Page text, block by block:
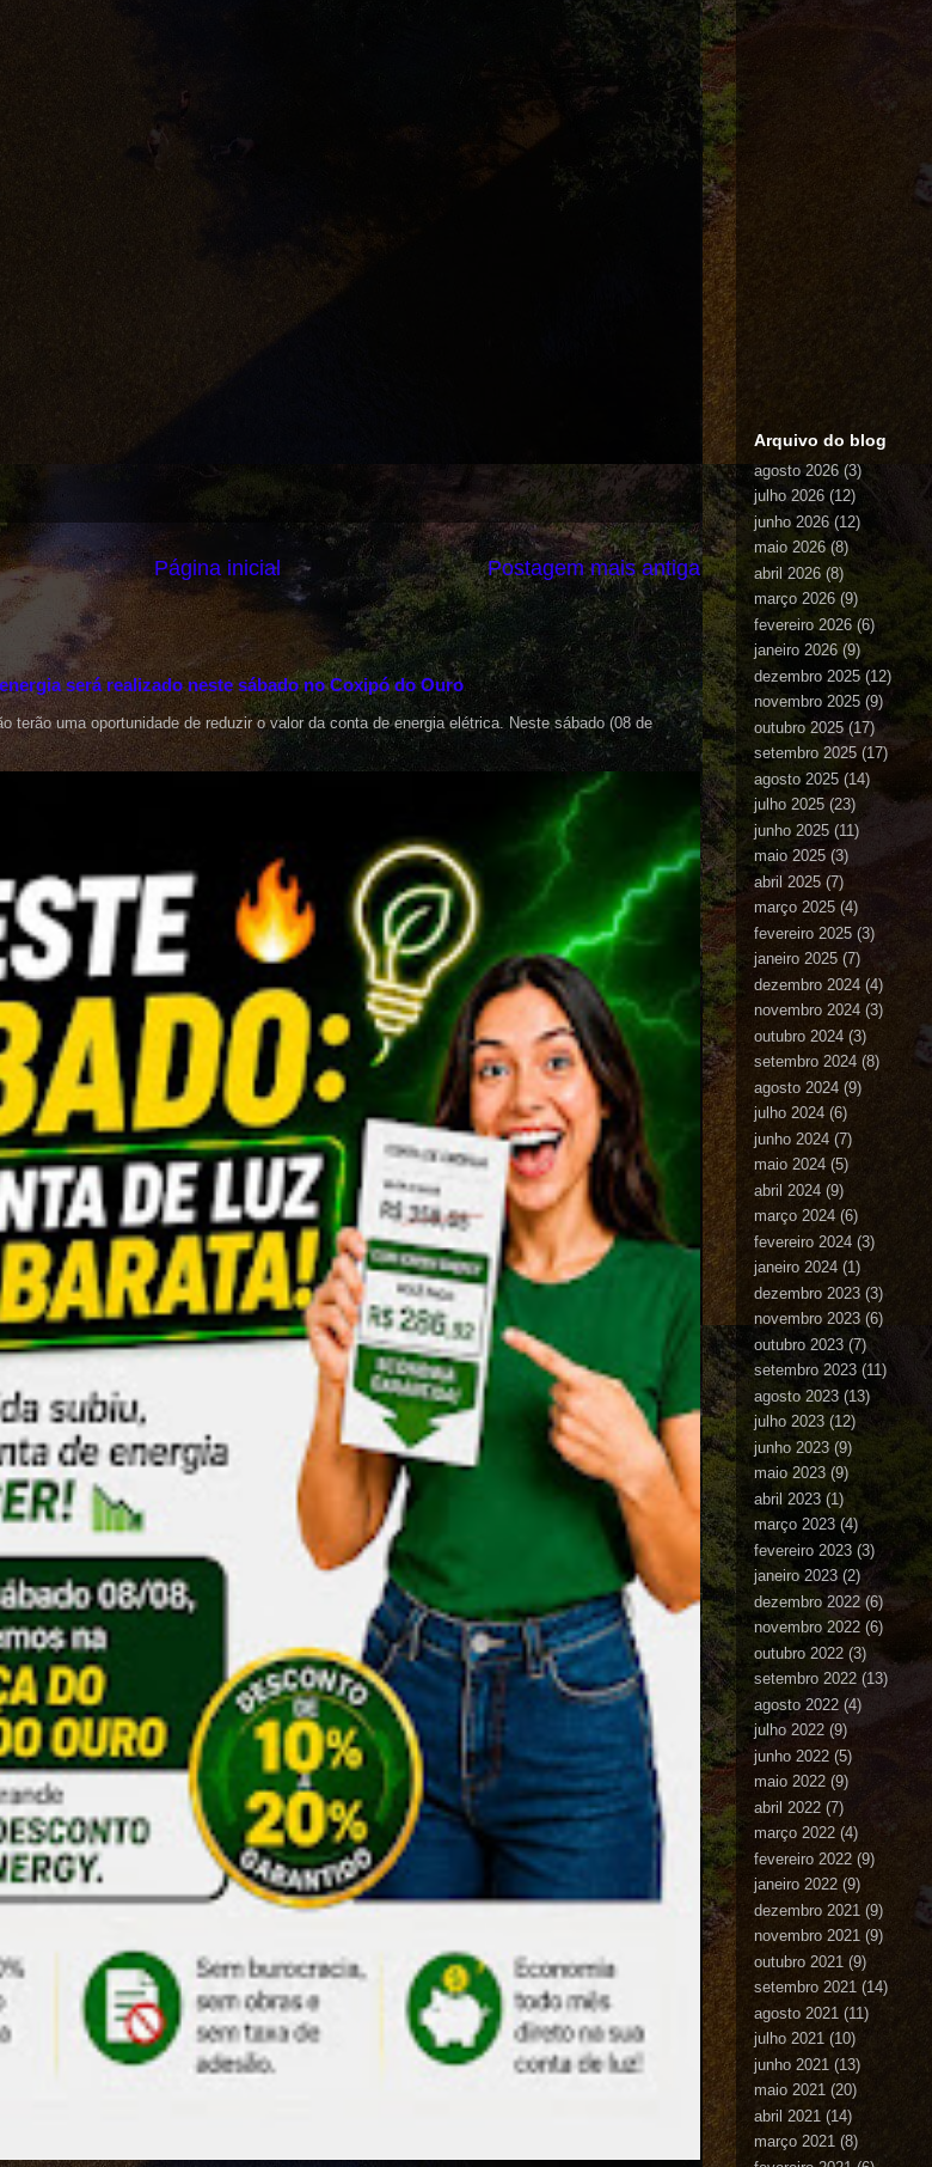
Postagem mais antiga
Página inicial
será realizado neste sábado no Coxipó do Ouro
terão uma oportunidade de reduzir o valor da conta de energia elétrica. Neste sábado (08 de
Arquivo do blog
agosto 2026 (3)
julho 2026 (12)
junho 2026 (12)
maio 2026 (8)
abril 2026 (8)
março 2026 (9)
fevereiro 2026 (6)
janeiro 2026(9)
dezembro 2025 (12)
novembro 2025 (9)
outubro 2025 (17)
setembro 2025 (17)
agosto 2025 (14)
julho 2025 (23)
junho 2025 (11)
maio 2025 (3)
abril 2025 (7)
março 2025 (4)
fevereiro 2025 (3)
janeiro 2025 (7)
dezembro 2024 (4)
novembro 2024 (3)
outubro 2024 (3)
setembro 2024 (8)
agosto 2024 (9)
julho 2024 (6)
junho 2024 (7)
maio 2024 (5)
abril 2024 (9)
março 2024 (6)
fevereiro 2024 (3)
janeiro 2024 (1)
dezembro 2023 (3)
novembro 2023 (6)
outubro 2023 (7)
setembro 2023 (11)
agosto 2023 (13)
julho 2023 (12)
junho 2023 (9)
maio 2023 (9)
abril 2023 (1)
março 2023 (4)
fevereiro 2023 (3)
janeiro 2023 (2)
dezembro 2022 (6)
novembro 2022 (6)
outubro 2022 (3)
setembro 2022(13)
agosto 2022 (4)
julho 2022 (9)
junho 2022 (5)
maio 2022 (9)
abril 2022 (7)
março 2022 (4)
fevereiro 2022 (9)
janeiro 2022 (9)
dezembro 2021 (9)
novembro 2021 (9)
outubro 2021 (9)
setembro 2021 (14)
agosto 2021 (11)
julho 2021 (10)
junho 2021 (13)
maio 2021 (20)
abril 2021 (14)
março 2021 (8)